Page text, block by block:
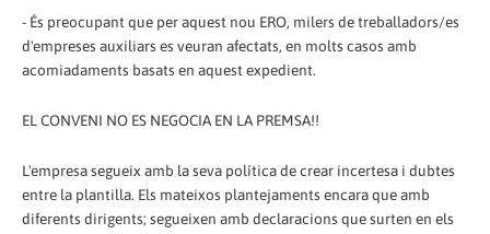
- És preocupant que per aquest nou ERO, milers de treballadors/es
d'empreses auxiliars es veuran afectats, en molts casos amb
acomiadaments basats en aquest expedient.
EL CONVENI NO ES NEGOCIA EN LA PREMSA!!
L'empresa segueix amb la seva política de crear incertesa i dubtes
entre la plantilla. Els mateixos plantejaments encara que amb
diferents dirigents; segueixen amb declaracions que surten en els